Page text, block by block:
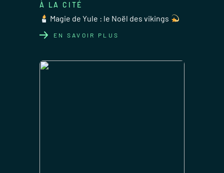
EN SAVOIR PLUS
À LA CITÉ
Magie de Yule : le Noël des vikings